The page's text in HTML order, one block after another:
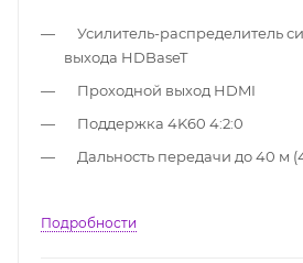
Усилитель-распределитель
выхода HDBaseT
Проходной выход HDMI
Поддержка 4K60 4:2:0
Дальность передачи до 40 м
Подробности